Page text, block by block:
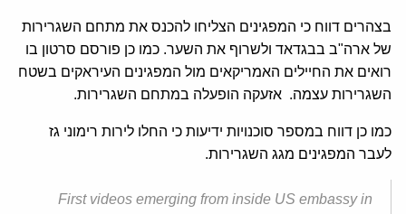
בצהרים דווח כי המפגינים הצליחו להכנס את מתחם השגרירות
של ארה"ב בבגדאד ולשרוף את השער. כמו כן פורסם סרטון בו
רואים את החיילים האמריקאים מול המפגינים העיראקים בשטח
השגרירות עצמה. אזעקה הופעלה במתחם השגרירות.
כמו כן דווח במספר סוכנויות ידיעות כי החלו לירות רימוני גז
לעבר המפגינים מגג השגרירות.
First videos emerging from inside US embassy in